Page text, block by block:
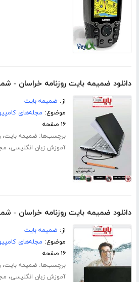
دانلود ضمیمه بایت روزنامه خراسان - شماره
از: ضمیمه بایت
موضوع: مجله‌های
۱۶ صفحه
برچسب‌ها:ضمیمه بایت،
آموزش زبان انگلیسی،
دانلود ضمیمه بایت روزنامه خراسان - شماره
از: ضمیمه بایت
موضوع: مجله‌های
۱۶ صفحه
برچسب‌ها:ضمیمه بایت،
آموزش زبان انگلیسی،